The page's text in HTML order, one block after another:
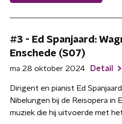
#3 - Ed Spanjaard:
Enschede (S07)
ma 28 oktober 2024 Detail
Dirigent en pianist Ed
Nibelungen bij de Reisopera in
muziek die hij uitvoerde met het